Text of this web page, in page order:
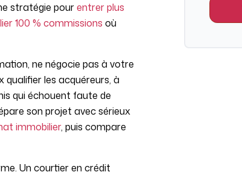
stratégie pourentrer plus
100 % commissions où
ne négocie pas à votre
qualifier les acquéreurs, à
qui échouent faute de
son projet avec sérieux
immobilier, puis compare
Un courtier en crédit